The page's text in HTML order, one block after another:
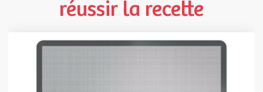
réussir la recette